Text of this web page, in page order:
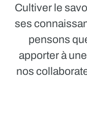
Cultiver le
ses
pensons
apporter à
nos